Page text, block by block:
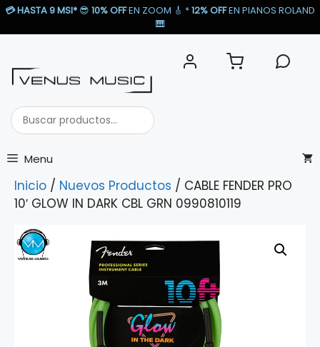
Saltar
💳HASTA 9 MSI* 😎 10% OFFEN ZOOM 🎸​ *12% OFFEN PIANOS ROLAND
🎹​
Buscar
productos...
Menu
Inicio / Nuevos Productos / CABLE FENDER PRO
10′ GLOW IN DARK CBL GRN 0990810119